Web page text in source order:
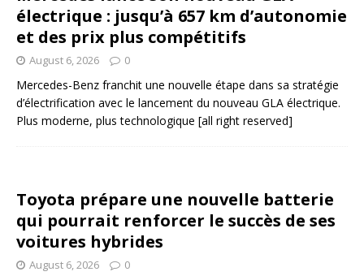
électrique : jusqu’à 657 km d’autonomie
et des prix plus compétitifs
August 6, 2026 0
Mercedes-Benz franchit une nouvelle étape dans sa stratégie
d’électrification avec le lancement du nouveau GLA électrique.
Plus moderne, plus technologique [all right reserved]
Toyota prépare une nouvelle batterie
qui pourrait renforcer le succès de ses
voitures hybrides
August 6, 2026 0